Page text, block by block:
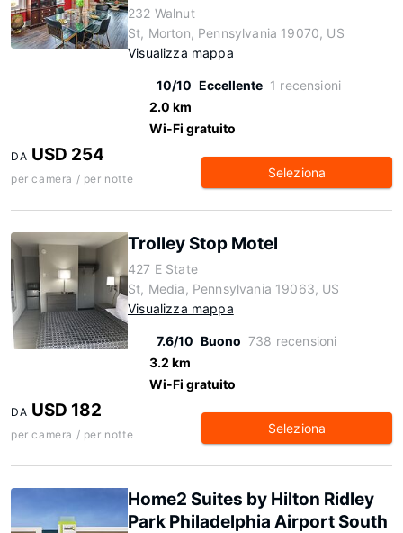
232 Walnut
St, Morton, Pennsylvania 19070, US
Visualizza mappa
10/10 Eccellente 1 recensioni
2.0 km
Wi-Fi gratuito
DA USD 254
per camera / per notte Seleziona
Trolley Stop Motel
427 E State
St, Media, Pennsylvania 19063, US
Visualizza mappa
7.6/10 Buono 738 recensioni
3.2 km
Wi-Fi gratuito
DA USD 182
per camera / per notte Seleziona
Home2 Suites by Hilton Ridley
Park Philadelphia Airport South